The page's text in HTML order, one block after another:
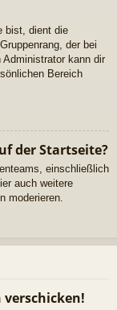
bist, dient die
der bei
kann dir
Bereich
der Startseite?
einschließlich
auch weitere
moderieren.